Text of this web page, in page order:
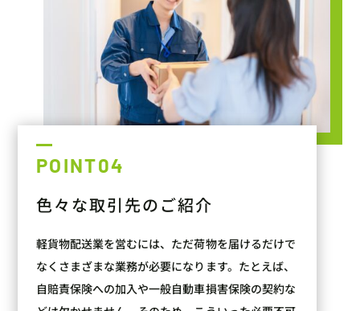
POINT04
色々な取引先のご紹介
軽貨物配送業を営むには、ただ荷物を届けるだけで
なくさまざまな業務が必要になります。たとえば、
自賠責保険への加入や一般自動車損害保険の契約な